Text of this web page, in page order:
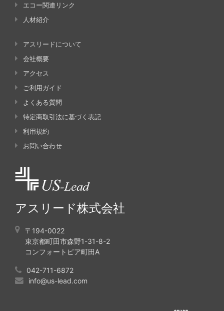
エコー関連リンク
人材紹介
アスリードについて
会社概要
アクセス
ご利用ガイド
よくある質問
特定商取引法に基づく表記
利用規約
お問い合わせ
アスリード株式会社
〒194-0022
東京都町田市森野1-31-8-2
コンフォートピア町田A
042-711-6872
info@us-lead.com